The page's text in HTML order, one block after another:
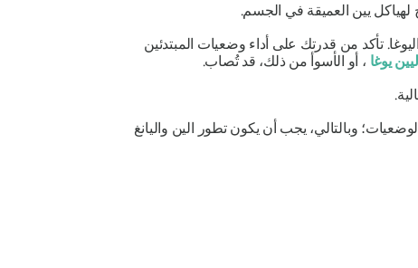
لهياكل يين العميقة في الجسم.
تأكد من قدرتك على أداء وضعيات المبتدئين
يوغا ، أو الأسوأ من ذلك، قد تُصاب.
وبالتالي، يجب أن يكون تطور الين واليانغ